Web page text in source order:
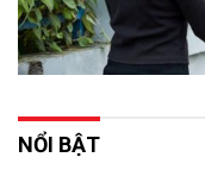
NỔI BẬT